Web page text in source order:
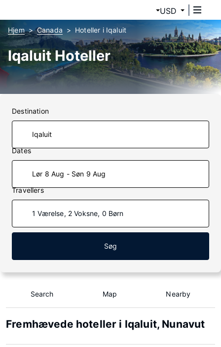
USD
Hjem Canada Hoteller i Iqaluit
Iqaluit Hoteller
Destination
Dates
Lør 8 Aug - Søn 9 Aug
Travellers
1 Værelse, 2 Voksne, 0 Børn
Søg
Search Map Nearby
Fremhævede hoteller i Iqaluit, Nunavut